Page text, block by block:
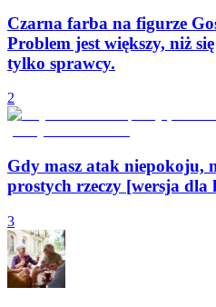
Czarna farba na figurze
Problem jest większy, niż
tylko sprawcy.
2
Gdy masz atak niepokoju,
prostych rzeczy [wersja
3